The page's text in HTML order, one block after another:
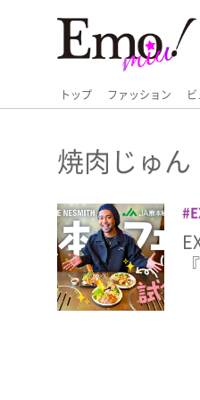
トップ ファッション
焼肉じゅん